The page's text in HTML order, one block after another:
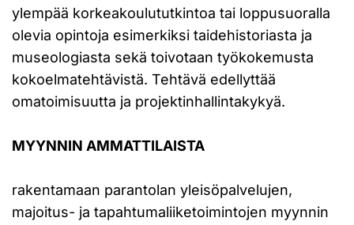
ylempää korkeakoulututkintoa tai loppusuoralla
olevia opintoja esimerkiksi taidehistoriasta ja
museologiasta sekä toivotaan työkokemusta
kokoelmatehtävistä. Tehtävä edellyttää
omatoimisuutta ja projektinhallintakykyä.
MYYNNIN AMMATTILAISTA
rakentamaan parantolan yleisöpalvelujen,
majoitus- ja tapahtumaliiketoimintojen myynnin